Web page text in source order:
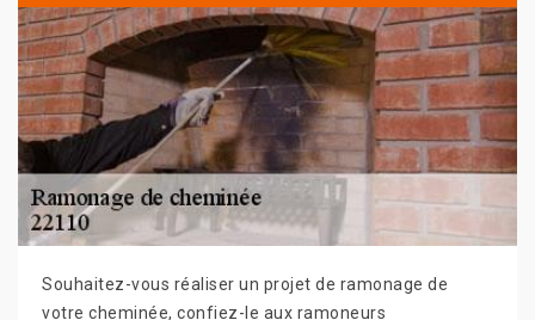
Souhaitez-vous réaliser un projet de ramonage de
votre cheminée, confiez-le aux ramoneurs